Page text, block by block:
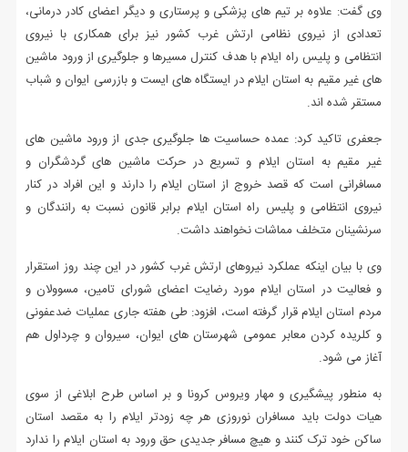
وی گفت: علاوه بر تیم های پزشکی و پرستاری و دیگر اعضای کادر درمانی،
تعدادی از نیروی نظامی ارتش غرب کشور نیز برای همکاری با نیروی
انتظامی و پلیس راه ایلام با هدف کنترل مسیرها و جلوگیری از ورود ماشین
های غیر مقیم به استان ایلام در ایستگاه های ایست و بازرسی ایوان و شباب
مستقر شده اند.
جعفری تاکید کرد: عمده حساسیت ها جلوگیری جدی از ورود ماشین های
غیر مقیم به استان ایلام و تسریع در حرکت ماشین های گردشگران و
مسافرانی است که قصد خروج از استان ایلام را دارند و این افراد در کنار
نیروی انتظامی و پلیس راه استان ایلام برابر قانون نسبت به رانندگان و
سرنشینان متخلف مماشات نخواهند داشت.
وی با بیان اینکه عملکرد نیروهای ارتش غرب کشور در این چند روز استقرار
و فعالیت در استان ایلام مورد رضایت اعضای شورای تامین، مسوولان و
مردم استان ایلام قرار گرفته است، افزود: طی هفته جاری عملیات ضدعفونی
و کلریده کردن معابر عمومی شهرستان های ایوان، سیروان و چرداول هم
آغاز می شود.
به منطور پیشگیری و مهار ویروس کرونا و بر اساس طرح ابلاغی از سوی
هیات دولت باید مسافران نوروزی هر چه زودتر ایلام را به مقصد استان
ساکن خود ترک کنند و هیچ مسافر جدیدی حق ورود به استان ایلام را ندارد